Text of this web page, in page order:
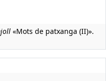
«Mots de patxanga (II)».